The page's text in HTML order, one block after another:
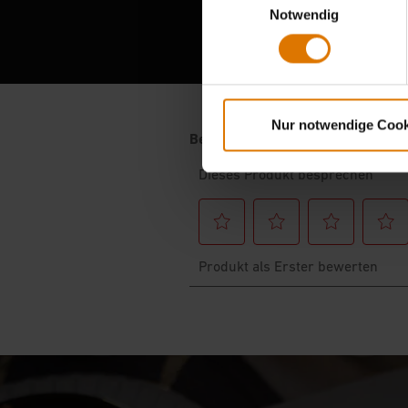
Notwendig
Nur notwendige